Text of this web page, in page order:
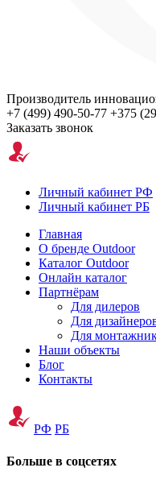
Производитель
+7 (499) 490-50-77 +375
Заказать звонок
Личный кабинет РФ
Личный кабинет РБ
Главная
О бренде Outdoor
Каталог Outdoor
Онлайн каталог
Партнёрам
Для дилеров
Для
Для
Наши объекты
Блог
Контакты
РФ РБ
Больше в соцсетях